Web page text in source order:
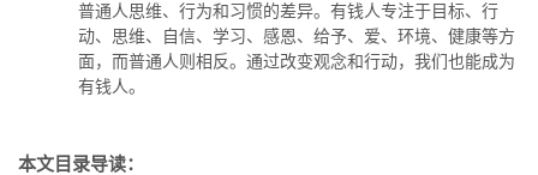
环境、健康等方面，而普通人
则...
普通人思维、行为和习惯的差异。有钱人专注于目标、行
动、思维、自信、学习、感恩、给予、爱、环境、健康等方
面，而普通人则相反。通过改变观念和行动，我们也能成为
有钱人。
本文目录导读：